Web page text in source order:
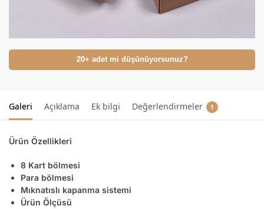
20+ adet mi düşünüyorsunuz?
Galeri Açıklama Ek bilgi Değerlendirmeler 1
Ürün Özellikleri
8 Kart bölmesi
Para bölmesi
Mıknatıslı kapanma sistemi
Ürün Ölçüsü